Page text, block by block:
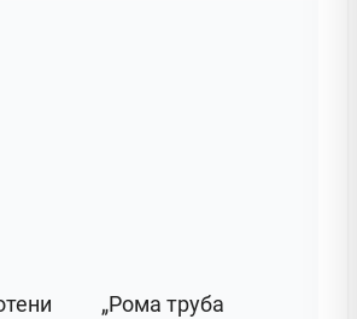
„Рома труба